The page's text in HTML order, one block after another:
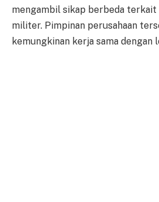
mengambil sikap berbeda terkait
militer. Pimpinan perusahaan
kemungkinan kerja sama dengan